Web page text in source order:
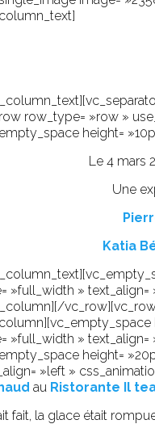
row_type= »row »
height=
Le 4 mars
Une
Katia
»full_width »
vc_row][vc_row
»full_width » text_align=
height=
»left »
au Ristorante Il
fait, la glace était